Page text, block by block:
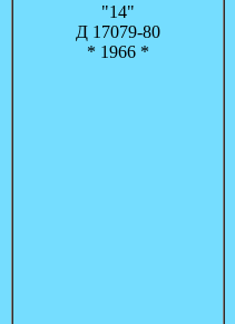
"14"
Д 17079-80
* 1966 *